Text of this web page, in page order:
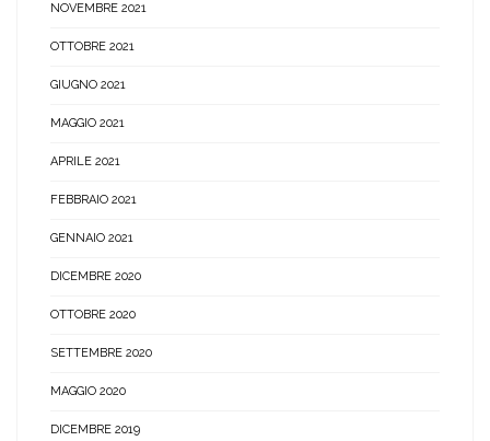
NOVEMBRE 2021
OTTOBRE 2021
GIUGNO 2021
MAGGIO 2021
APRILE 2021
FEBBRAIO 2021
GENNAIO 2021
DICEMBRE 2020
OTTOBRE 2020
SETTEMBRE 2020
MAGGIO 2020
DICEMBRE 2019